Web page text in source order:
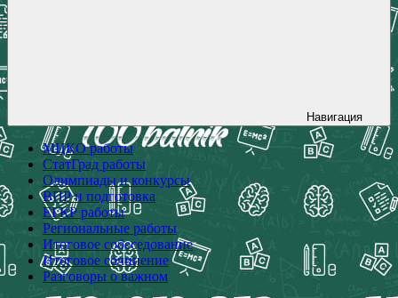
Навигация
МЦКО работы
СтатГрад работы
Олимпиады и конкурсы
ВПР и подготовка
ЕГКР работы
Региональные работы
Итоговое собеседование
Итоговое сочинение
Разговоры о важном